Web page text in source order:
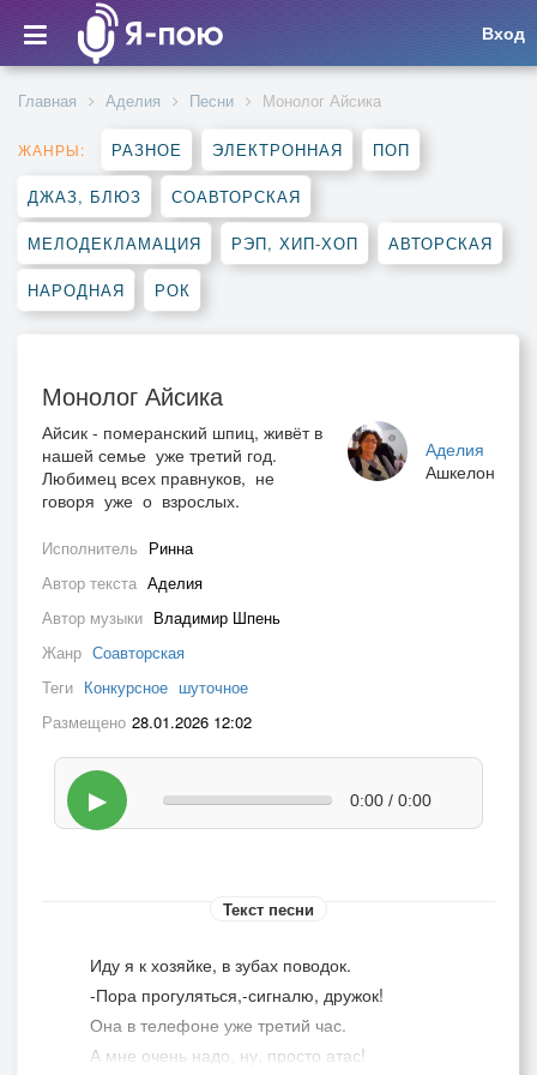
Вход
Главная Аделия Песни Монолог Айсика
ЖАНРЫ: РАЗНОЕ ЭЛЕКТРОННАЯ ПОП
ДЖАЗ, БЛЮЗ СОАВТОРСКАЯ
МЕЛОДЕКЛАМАЦИЯ РЭП, ХИП-ХОП АВТОРСКАЯ
НАРОДНАЯ РОК
Монолог Айсика
Аделия
Ашкелон
Айсик - померанский шпиц, живёт в
нашей семье уже третий год.
Любимец всех правнуков, не
говоря уже о взрослых.
Исполнитель Ринна
Автор текста Аделия
Автор музыки Владимир Шпень
Жанр Соавторская
Теги Конкурсное шуточное
Размещено 28.01.2026 12:02
▶ 0:00 / 0:00
Текст песни
Иду я к хозяйке, в зубах поводок.
-Пора прогуляться,-сигналю, дружок!
Она в телефоне уже третий час.
А мне очень надо, ну, просто атас!